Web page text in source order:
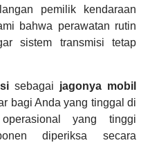
pemilik kendaraan
bahwa perawatan rutin
sistem transmisi tetap
sebagai jagonya mobil
bagi Anda yang tinggal di
yang tinggi
diperiksa secara